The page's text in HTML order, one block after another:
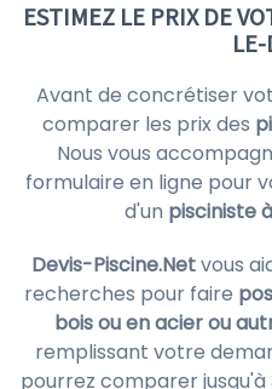
ESTIMEZ LE PRIX DE
LE-
Avant de concrétiser
comparer les prix des
Nous vous
formulaire en ligne pour
d'un pisciniste
Devis-Piscine.Netvous
recherches pour faire
bois ou en acier ou
remplissant votre
pourrez comparer